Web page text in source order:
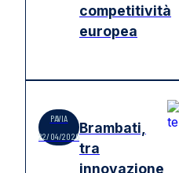
competitività
europea
PAVIA
22/04/2026Brambati,
tra
innovazione